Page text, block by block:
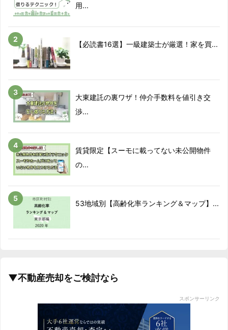
用...
【必読書16選】一級建築士が厳選！家を買...
大東建託の裏ワザ！仲介手数料を値引き交
渉...
賃貸限定【スーモに載ってない未公開物件
の...
53地域別【高齢化率ランキング＆マップ】...
▼不動産売却をご検討なら
スポンサーリンク